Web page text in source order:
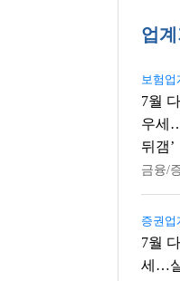
업
보험업
7월
우세
뒤갬’
금융/
증권업
7월
세…